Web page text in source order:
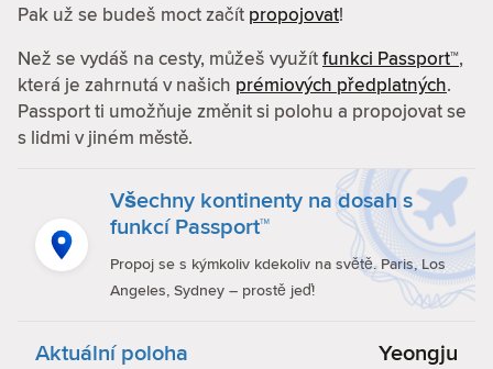
Pak už se budeš moct začít propojovat!
Než se vydáš na cesty, můžeš využítfunkci Passport™,
která je zahrnutá v našich prémiových předplatných.
Passport ti umožňuje změnit si polohu a propojovat se
s lidmi v jiném městě.
Všechny kontinenty na dosah s
funkcí Passport™
Propoj se s kýmkoliv kdekoliv na světě. Paris, Los
Angeles, Sydney – prostě jeď!
Aktuální poloha Yeongju